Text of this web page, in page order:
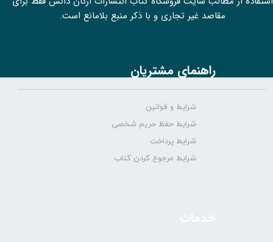
مقاصد غیر تجاری و با ذکر منبع بلامانع است.
راهنمای مشتریان
شرایط و قوانین
شرایط حفظ حریم شخصی
شرایط پرداخت
شرایط مرجوع کردن کتاب